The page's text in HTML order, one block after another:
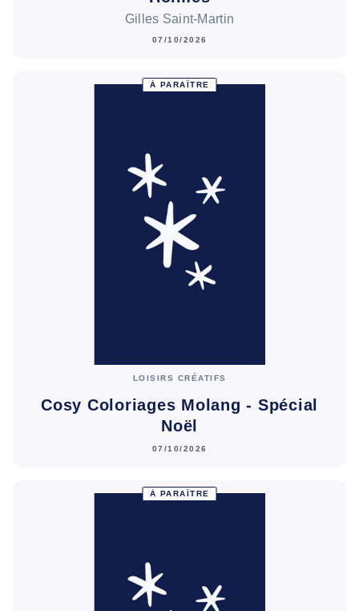
Gilles Saint-Martin
07/10/2026
À PARAÎTRE
LOISIRS CRÉATIFS
Cosy Coloriages Molang - Spécial
Noël
07/10/2026
À PARAÎTRE